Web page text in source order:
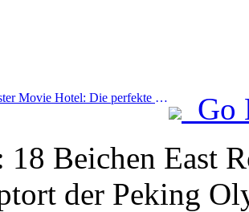
Prev:Blockbuster Movie Hotel: Die perfekte Fusion aus Business und Film
Go
18 Beichen East
der Peking